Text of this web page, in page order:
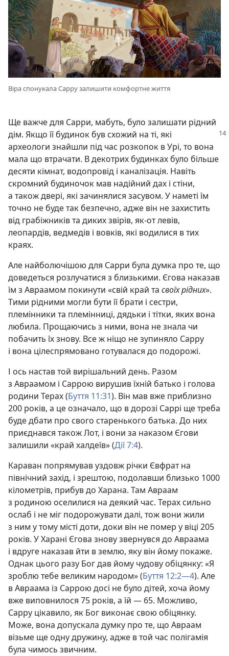
Віра спонукала Сарру залишити комфортне життя
Ще важче для Сарри, мабуть, було залишати рідний
дім. Якщо її будинок був схожий на ті, які
археологи знайшли під час розкопок в Урі, то вона
мала що втрачати. В декотрих будинках було більше
десяти кімнат, водопровід і каналізація. Навіть
скромний будиночок мав надійний дах і стіни,
а також двері, які зачинялися засувом. У наметі їм
точно не буде так безпечно, адже він не захистить
від грабіжників та диких звірів, як-от левів,
леопардів, ведмедів і вовків, які водилися в тих
краях.
Але найболючішою для Сарри була думка про те, що
доведеться розлучатися з близькими. Єгова наказав
їм з Авраамом покинути «свій край та своїх рідних».
Тими рідними могли бути її брати і сестри,
племінники та племінниці, дядьки і тітки, яких вона
любила. Прощаючись з ними, вона не знала чи
побачить їх знову. Все ж ніщо не зупиняло Сарру
і вона цілеспрямовано готувалася до подорожі.
І ось настав той вирішальний день. Разом
з Авраамом і Саррою вирушив їхній батько і голова
родини Терах (Буття 11:31). Він мав вже приблизно
200 років, а це означало, що в дорозі Саррі ще треба
буде дбати про свого старенького батька. До них
приєднався також Лот, і вони за наказом Єгови
залишили «край халдеїв» (Дії 7:4).
Караван попрямував уздовж річки Євфрат на
північний захід, і зрештою, подолавши близько 1000
кілометрів, прибув до Харана. Там Авраам
з родиною оселилися на деякий час. Терах сильно
ослаб і не міг подорожувати далі, тож вони жили
з ним у тому місті доти, доки він не помер у віці 205
років. У Харані Єгова знову звернувся до Авраама
і вдруге наказав йти в землю, яку він йому покаже.
Однак цього разу Бог дав йому чудову обіцянку: «Я
зроблю тебе великим народом» (Буття 12:2—4). Але
в Авраама із Саррою досі не було дітей, хоча йому
вже виповнилося 75 років, а їй — 65. Можливо,
Сарру цікавило, як Бог виконає свою обіцянку.
Може, вона допускала думку про те, що Авраам
візьме ще одну дружину, адже в той час полігамія
була чимось звичним.